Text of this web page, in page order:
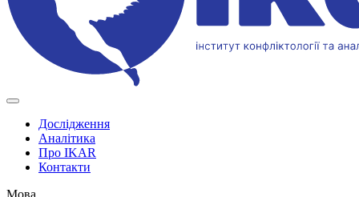
Дослідження
Аналітика
Про IKAR
Контакти
Мова